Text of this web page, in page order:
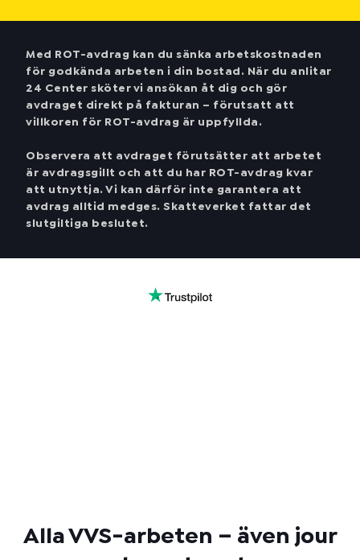
Med ROT-avdrag kan du sänka arbetskostnaden
för godkända arbeten i din bostad. När du anlitar
24 Center sköter vi ansökan åt dig och gör
avdraget direkt på fakturan – förutsatt att
villkoren för ROT-avdrag är uppfyllda.
Observera att avdraget förutsätter att arbetet
är avdragsgillt och att du har ROT-avdrag kvar
att utnyttja. Vi kan därför inte garantera att
avdrag alltid medges. Skatteverket fattar det
slutgiltiga beslutet.
Alla VVS-arbeten – även jour